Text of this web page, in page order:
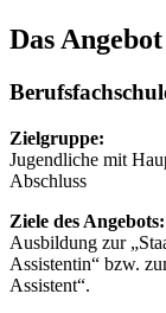
Das
Zielgruppe:
Jugendliche mit
Abschluss
Ziele des Angebots:
Ausbildung zur
Assistentin“ bzw.
Assistent“.